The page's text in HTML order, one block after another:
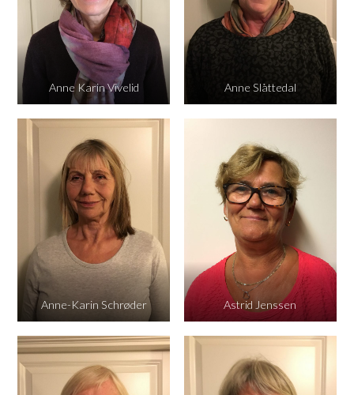
Anne Karin Vivelid Anne Slåttedal
Anne-Karin Schrøder Astrid Jenssen